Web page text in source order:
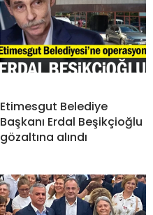
Etimesgut Belediye
Başkanı Erdal Beşikçioğlu
gözaltına alındı